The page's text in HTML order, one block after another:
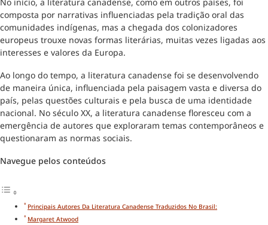
composta por narrativas influenciadas pela tradição oral das
comunidades indígenas, mas a chegada dos colonizadores
europeus trouxe novas formas literárias, muitas vezes ligadas aos
interesses e valores da Europa.
Ao longo do tempo, a literatura canadense foi se desenvolvendo
de maneira única, influenciada pela paisagem vasta e diversa do
país, pelas questões culturais e pela busca de uma identidade
nacional. No século XX, a literatura canadense floresceu com a
emergência de autores que exploraram temas contemporâneos e
questionaram as normas sociais.
Navegue pelos conteúdos
Principais Autores Da Literatura Canadense Traduzidos No Brasil:
Margaret Atwood